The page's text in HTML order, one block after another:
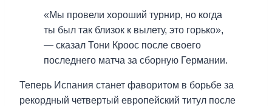
«Мы провели хороший турнир, но когда
ты был так близок к вылету, это горько»,
— сказал Тони Кроос после своего
последнего матча за сборную Германии.
Теперь Испания станет фаворитом в борьбе за
рекордный четвертый европейский титул после